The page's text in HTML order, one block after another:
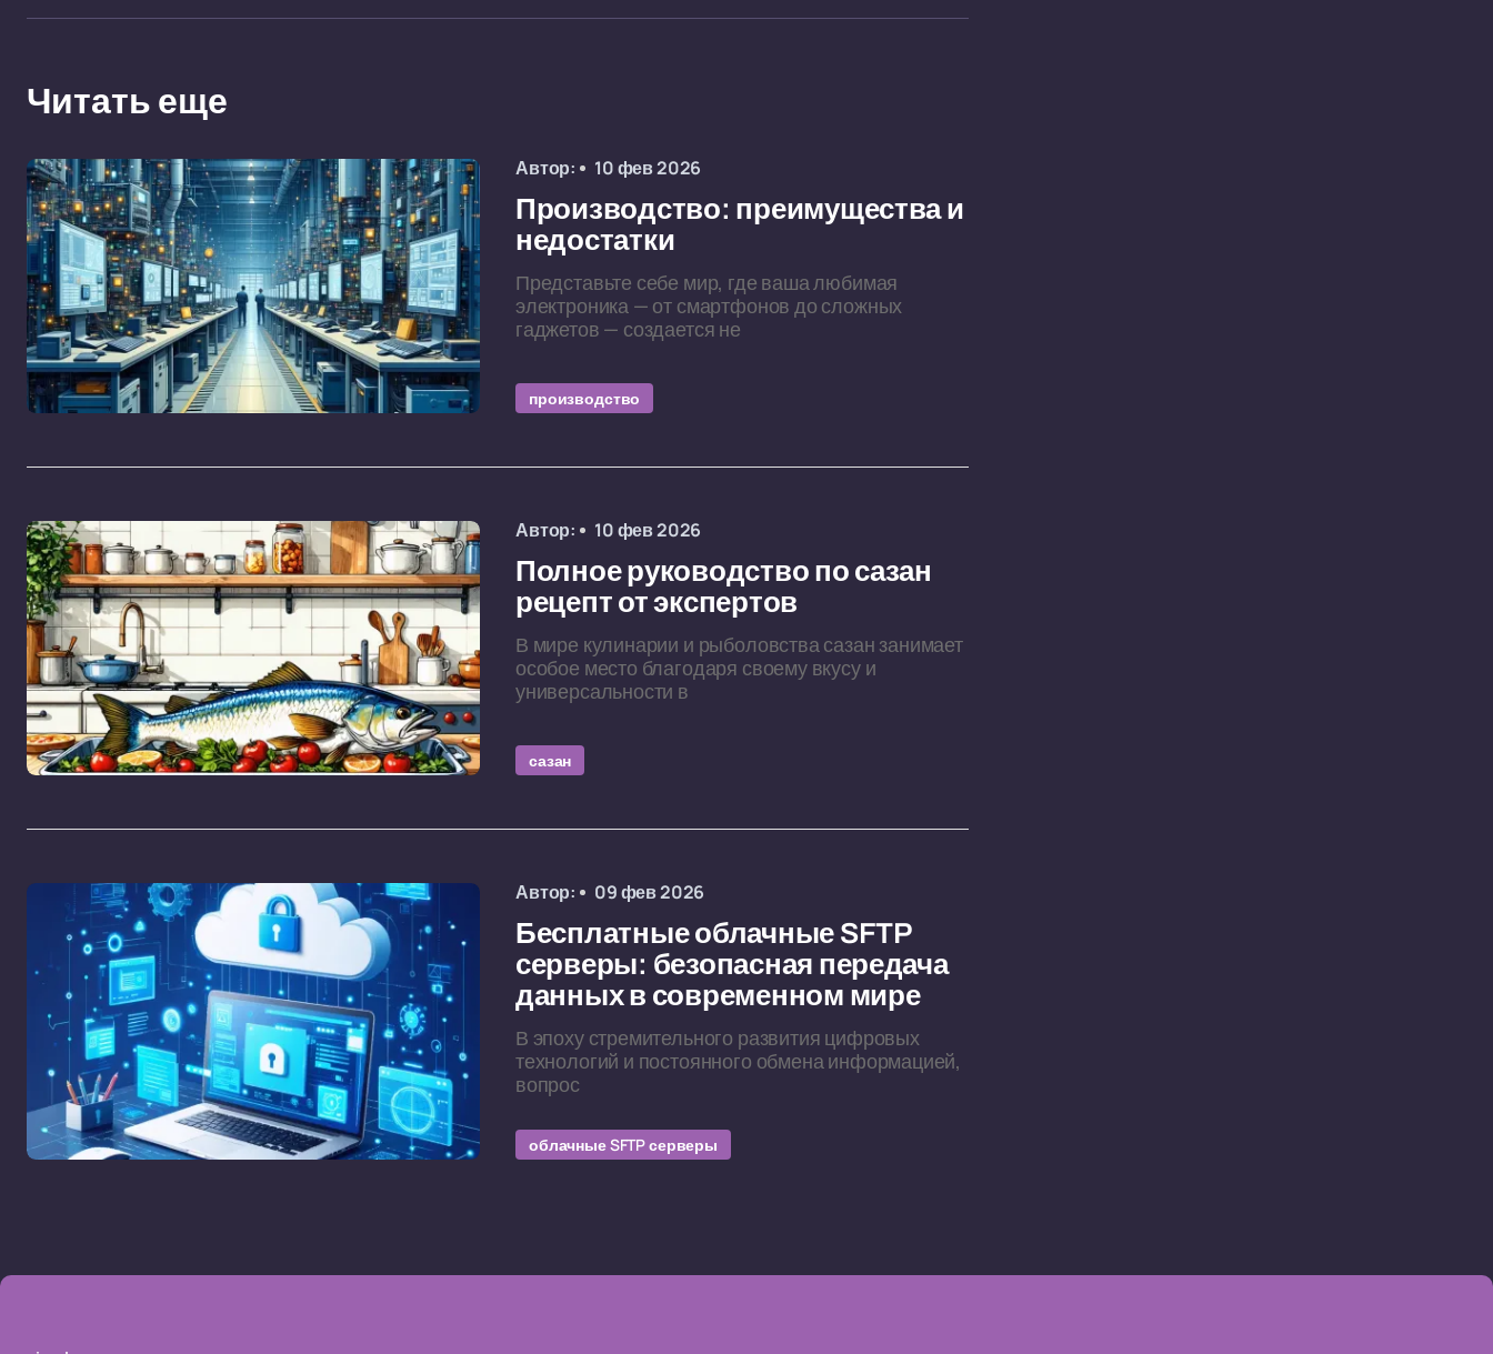
Читать еще
Автор: 10 фев 2026
Производство: преимущества и
недостатки
Представьте себе мир, где ваша любимая
электроника — от смартфонов до сложных
гаджетов — создается не
производство
Автор: 10 фев 2026
Полное руководство по сазан
рецепт от экспертов
В мире кулинарии и рыболовства сазан занимает
особое место благодаря своему вкусу и
универсальности в
сазан
Автор: 09 фев 2026
Бесплатные облачные SFTP
серверы: безопасная передача
данных в современном мире
В эпоху стремительного развития цифровых
технологий и постоянного обмена информацией,
вопрос
облачные SFTP серверы